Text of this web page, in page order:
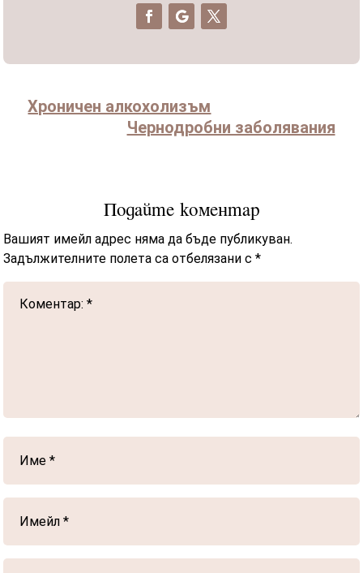
Хроничен алкохолизъм
Чернодробни заболявания
Подайте коментар
Вашият имейл адрес няма да бъде публикуван.
Задължителните полета са отбелязани с*